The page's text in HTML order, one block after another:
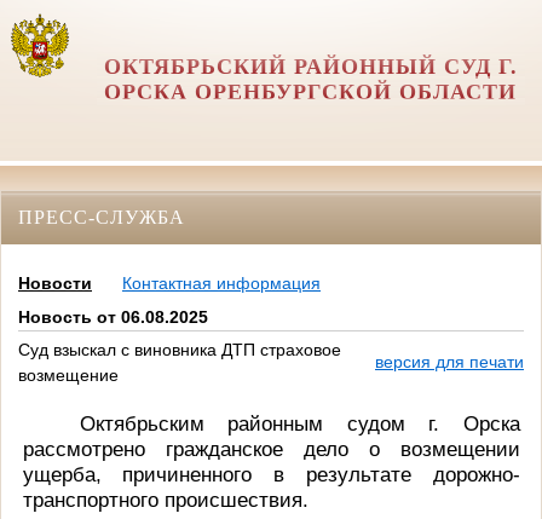
ОКТЯБРЬСКИЙ РАЙОННЫЙ СУД Г.
ОРСКА ОРЕНБУРГСКОЙ ОБЛАСТИ
ПРЕСС-СЛУЖБА
Новости
Контактная информация
Новость от 06.08.2025
Суд взыскал с виновника ДТП страховое
возмещение
версия для печати
Октябрьским районным судом г. Орска
рассмотрено гражданское дело о возмещении
ущерба, причиненного в результате дорожно-
транспортного происшествия.